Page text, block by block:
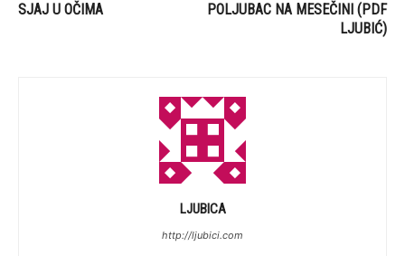
SJAJ U OČIMA
POLJUBAC NA MESEČINI (PDF
LJUBIĆ)
LJUBICA
http://ljubici.com